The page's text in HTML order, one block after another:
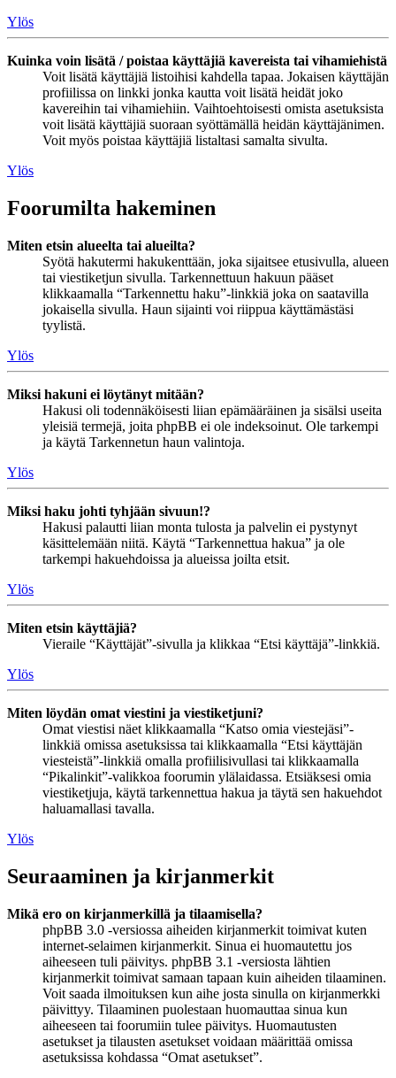
Ylös
Kuinka voin lisätä / poistaa käyttäjiä kavereista tai vihamiehistä
Voit lisätä käyttäjiä listoihisi kahdella tapaa. Jokaisen käyttäjän
profiilissa on linkki jonka kautta voit lisätä heidät joko
kavereihin tai vihamiehiin. Vaihtoehtoisesti omista asetuksista
voit lisätä käyttäjiä suoraan syöttämällä heidän käyttäjänimen.
Voit myös poistaa käyttäjiä listaltasi samalta sivulta.
Ylös
Foorumilta hakeminen
Miten etsin alueelta tai alueilta?
Syötä hakutermi hakukenttään, joka sijaitsee etusivulla, alueen
tai viestiketjun sivulla. Tarkennettuun hakuun pääset
klikkaamalla “Tarkennettu haku”-linkkiä joka on saatavilla
jokaisella sivulla. Haun sijainti voi riippua käyttämästäsi
tyylistä.
Ylös
Miksi hakuni ei löytänyt mitään?
Hakusi oli todennäköisesti liian epämääräinen ja sisälsi useita
yleisiä termejä, joita phpBB ei ole indeksoinut. Ole tarkempi
ja käytä Tarkennetun haun valintoja.
Ylös
Miksi haku johti tyhjään sivuun!?
Hakusi palautti liian monta tulosta ja palvelin ei pystynyt
käsittelemään niitä. Käytä “Tarkennettua hakua” ja ole
tarkempi hakuehdoissa ja alueissa joilta etsit.
Ylös
Miten etsin käyttäjiä?
Vieraile “Käyttäjät”-sivulla ja klikkaa “Etsi käyttäjä”-linkkiä.
Ylös
Miten löydän omat viestini ja viestiketjuni?
Omat viestisi näet klikkaamalla “Katso omia viestejäsi”-
linkkiä omissa asetuksissa tai klikkaamalla “Etsi käyttäjän
viesteistä”-linkkiä omalla profiilisivullasi tai klikkaamalla
“Pikalinkit”-valikkoa foorumin ylälaidassa. Etsiäksesi omia
viestiketjuja, käytä tarkennettua hakua ja täytä sen hakuehdot
haluamallasi tavalla.
Ylös
Seuraaminen ja kirjanmerkit
Mikä ero on kirjanmerkillä ja tilaamisella?
phpBB 3.0 -versiossa aiheiden kirjanmerkit toimivat kuten
internet-selaimen kirjanmerkit. Sinua ei huomautettu jos
aiheeseen tuli päivitys. phpBB 3.1 -versiosta lähtien
kirjanmerkit toimivat samaan tapaan kuin aiheiden tilaaminen.
Voit saada ilmoituksen kun aihe josta sinulla on kirjanmerkki
päivittyy. Tilaaminen puolestaan huomauttaa sinua kun
aiheeseen tai foorumiin tulee päivitys. Huomautusten
asetukset ja tilausten asetukset voidaan määrittää omissa
asetuksissa kohdassa “Omat asetukset”.